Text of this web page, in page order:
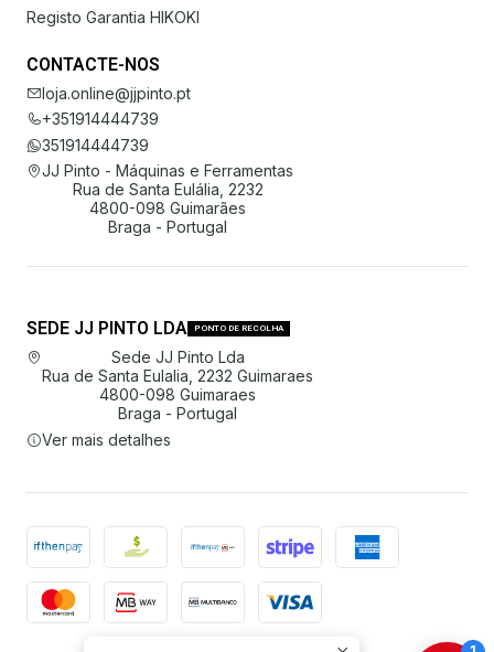
Registo Garantia HIKOKI
CONTACTE-NOS
loja.online@jjpinto.pt
+351914444739
351914444739
JJ Pinto - Máquinas e Ferramentas
Rua de Santa Eulália, 2232
4800-098 Guimarães
Braga - Portugal
SEDE JJ PINTO LDA PONTO DE RECOLHA
Sede JJ Pinto Lda
Rua de Santa Eulalia, 2232 Guimaraes
4800-098 Guimaraes
Braga - Portugal
Ver mais detalhes